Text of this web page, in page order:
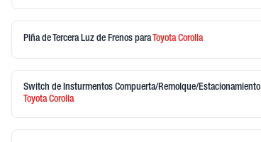
Piña de Tercera Luz de Frenos para ToyotaCorolla
Switch de Insturmentos Compuerta/Remolque/Estacionamiento
ToyotaCorolla